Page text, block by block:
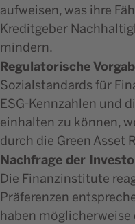
aufweisen, was ihre
Kreditgeber
mindern.
Regulatorische
Sozialstandards für
ESG-Kennzahlen und
einhalten zu können,
durch die Green Asset
Nachfrage der
Die Finanzinstitute
Präferenzen
haben